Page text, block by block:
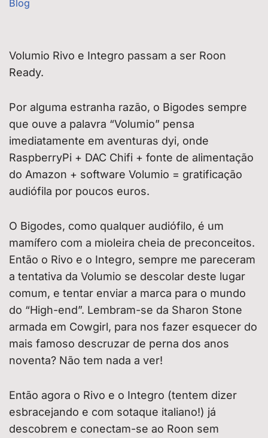
Blog
Volumio Rivo e Integro passam a ser Roon
Ready.
Por alguma estranha razão, o Bigodes sempre
que ouve a palavra “Volumio” pensa
imediatamente em aventuras dyi, onde
RaspberryPi + DAC Chifi + fonte de alimentação
do Amazon + software Volumio = gratificação
audiófila por poucos euros.
O Bigodes, como qualquer audiófilo, é um
mamífero com a mioleira cheia de preconceitos.
Então o Rivo e o Integro, sempre me pareceram
a tentativa da Volumio se descolar deste lugar
comum, e tentar enviar a marca para o mundo
do “High-end”. Lembram-se da Sharon Stone
armada em Cowgirl, para nos fazer esquecer do
mais famoso descruzar de perna dos anos
noventa? Não tem nada a ver!
Então agora o Rivo e o Integro (tentem dizer
esbracejando e com sotaque italiano!) já
descobrem e conectam-se ao Roon sem